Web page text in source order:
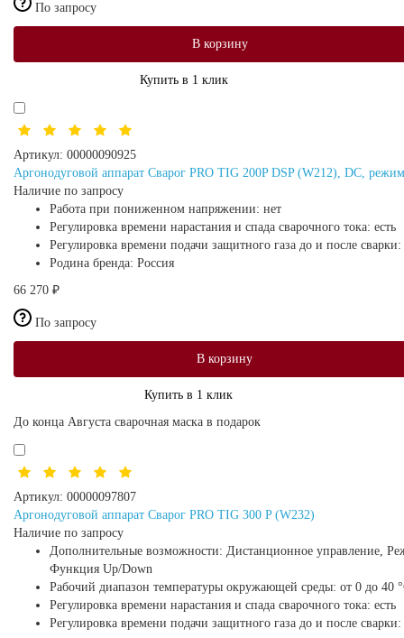
По запросу
В корзину
Купить в 1 клик
Артикул: 00000090925
Аргонодуговой аппарат Сварог PRO TIG 200P DSP (W212), DC,
Наличие по запросу
Работа при пониженном напряжении: нет
Регулировка времени нарастания и спада сварочного тока: есть
Регулировка времени подачи защитного газа до и после сварки:
Родина бренда: Россия
66 270 ₽
По запросу
В корзину
Купить в 1 клик
До конца Августа сварочная маска в подарок
Артикул: 00000097807
Аргонодуговой аппарат Сварог PRO TIG 300 P (W232)
Наличие по запросу
Дополнительные возможности: Дистанционное управление,
Функция Up/Down
Рабочий диапазон температуры окружающей среды: от 0 до 40
Регулировка времени нарастания и спада сварочного тока: есть
Регулировка времени подачи защитного газа до и после сварки: